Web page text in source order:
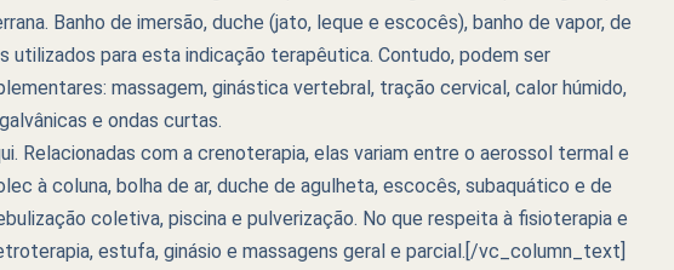
Banho de imersão, duche (jato, leque e escocês), banho de vapor, de
utilizados para esta indicação terapêutica. Contudo, podem ser
massagem, ginástica vertebral, tração cervical, calor húmido,
e ondas curtas.
Relacionadas com a crenoterapia, elas variam entre o aerossol termal e
à coluna, bolha de ar, duche de agulheta, escocês, subaquático e de
coletiva, piscina e pulverização. No que respeita à fisioterapia e
estufa, ginásio e massagens geral e parcial.[/vc_column_text]